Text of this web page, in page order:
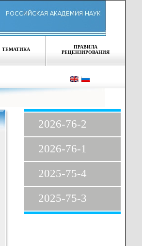
ТЕМАТИКА
ПРАВИЛА
РЕЦЕНЗИРОВАНИЯ
2026-76-2
2026-76-1
2025-75-4
2025-75-3